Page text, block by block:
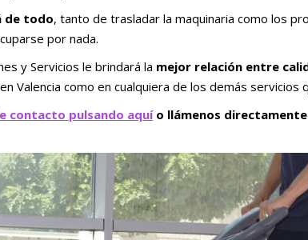
de todo, tanto de trasladar la maquinaria como los
por nada.
y Servicios le brindará la mejor relación entre
Valencia como en cualquiera de los demás servicios
contacto pulsando aquío llámenos